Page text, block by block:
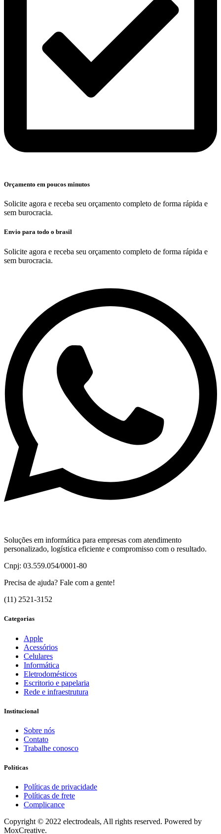
Orçamento em poucos minutos
Solicite agora e receba seu orçamento completo de forma rápida e
sem burocracia.
Envio para todo o brasil
Solicite agora e receba seu orçamento completo de forma rápida e
sem burocracia.
Soluções em informática para empresas com atendimento
personalizado, logística eficiente e compromisso com o resultado.
Cnpj: 03.559.054/0001-80
Precisa de ajuda? Fale com a gente!
(11) 2521-3152
Categorias
Apple
Acessórios
Celulares
Informática
Eletrodomésticos
Escritorio e papelaria
Rede e infraestrutura
Institucional
Sobre nós
Contato
Trabalhe conosco
Políticas
Políticas de privacidade
Políticas de frete
Complicance
Copyright © 2022 electrodeals, All rights reserved. Powered by
MoxCreative.